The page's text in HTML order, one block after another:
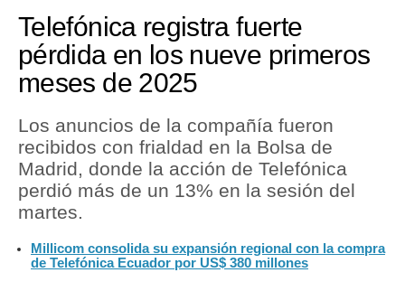
Economía
Mercados
Política
Tu Dinero
Finanzas Personales
Inmobiliarias
Telefónica registra fuerte
pérdida en los nueve primeros
meses de 2025
Los anuncios de la compañía fueron
recibidos con frialdad en la Bolsa de
Madrid, donde la acción de Telefónica
perdió más de un 13% en la sesión del
martes.
Millicom consolida su expansión regional con la compra
de Telefónica Ecuador por US$ 380 millones